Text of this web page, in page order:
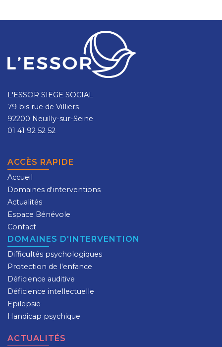
L'ESSOR SIEGE SOCIAL
79 bis rue de Villiers
92200 Neuilly-sur-Seine
01 41 92 52 52
ACCÈS RAPIDE
Accueil
Domaines d'interventions
Actualités
Espace Bénévole
Contact
DOMAINES D'INTERVENTION
Difficultés psychologiques
Protection de l'enfance
Déficience auditive
Déficience intellectuelle
Epilepsie
Handicap psychique
ACTUALITÉS